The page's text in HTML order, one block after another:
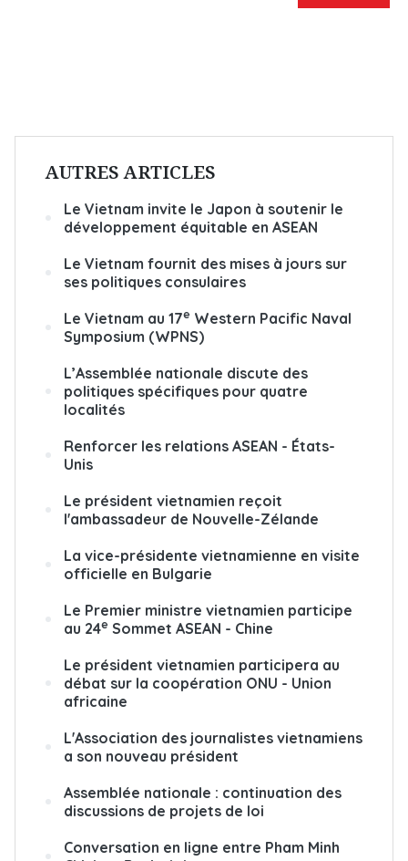
AUTRES ARTICLES
Le Vietnam invite le Japon à soutenir le
développement équitable en ASEAN
Le Vietnam fournit des mises à jours sur
ses politiques consulaires
Le Vietnam au 17e Western Pacific Naval
Symposium (WPNS)
L’Assemblée nationale discute des
politiques spécifiques pour quatre
localités
Renforcer les relations ASEAN - États-
Unis
Le président vietnamien reçoit
l'ambassadeur de Nouvelle-Zélande
La vice-présidente vietnamienne en visite
officielle en Bulgarie
Le Premier ministre vietnamien participe
au 24e Sommet ASEAN - Chine
Le président vietnamien participera au
débat sur la coopération ONU - Union
africaine
L'Association des journalistes vietnamiens
a son nouveau président
Assemblée nationale : continuation des
discussions de projets de loi
Conversation en ligne entre Pham Minh